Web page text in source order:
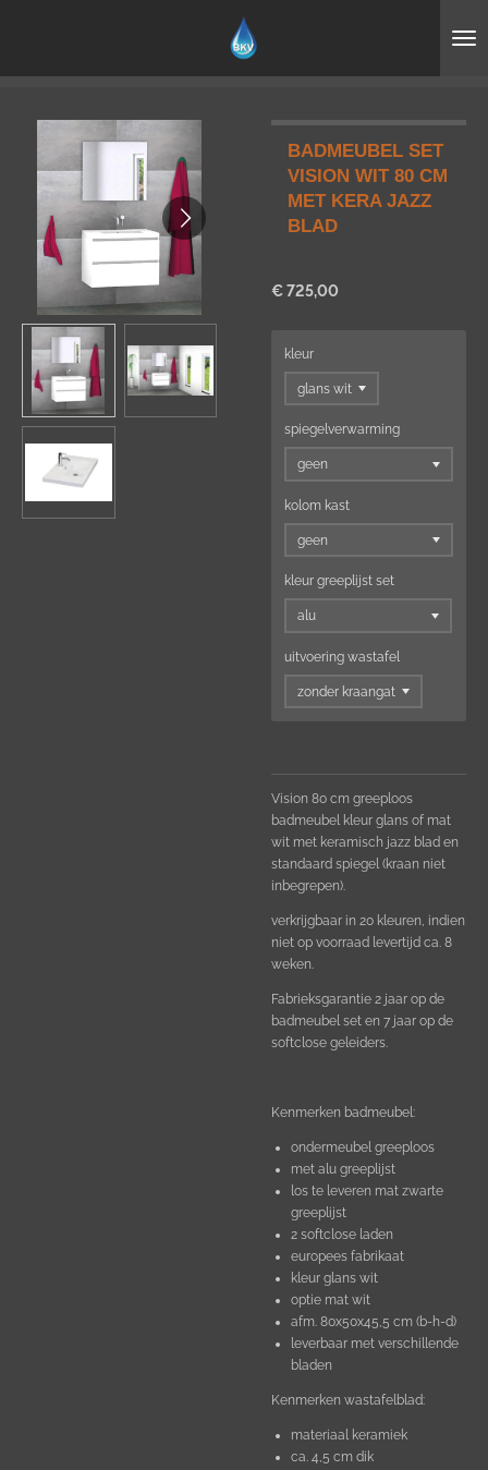
BADMEUBEL SET
VISION WIT 80 CM
MET KERA JAZZ
BLAD
€ 725,00
kleur
spiegelverwarming
kolom kast
kleur greeplijst set
uitvoering wastafel
Vision 80 cm greeploos
badmeubel kleur glans of mat
wit met keramisch jazz blad en
standaard spiegel (kraan niet
inbegrepen).
verkrijgbaar in 20 kleuren, indien
niet op voorraad levertijd ca. 8
weken.
Fabrieksgarantie 2 jaar op de
badmeubel set en 7 jaar op de
softclose geleiders.
Kenmerken badmeubel:
ondermeubel greeploos
met alu greeplijst
los te leveren mat zwarte
greeplijst
2 softclose laden
europees fabrikaat
kleur glans wit
optie mat wit
afm. 80x50x45,5 cm (b-h-d)
leverbaar met verschillende
bladen
Kenmerken wastafelblad:
materiaal keramiek
ca. 4,5 cm dik